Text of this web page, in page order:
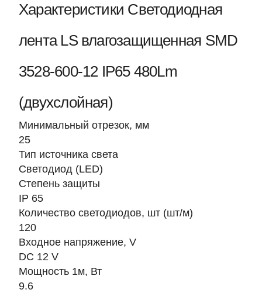
Характеристики Светодиодная
лента LS влагозащищенная SMD
3528-600-12 IP65 480Lm
(двухслойная)
Минимальный отрезок, мм
25
Тип источника света
Светодиод (LED)
Степень защиты
IP 65
Количество светодиодов, шт (шт/м)
120
Входное напряжение, V
DC 12 V
Мощность 1м, Вт
9.6